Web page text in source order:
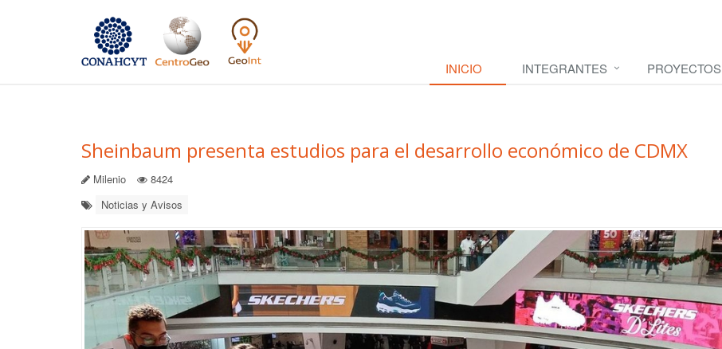
INICIO INTEGRANTES PROYECTOS
Sheinbaum presenta estudios para el desarrollo económico de CDMX
Milenio
8424
Noticias y Avisos